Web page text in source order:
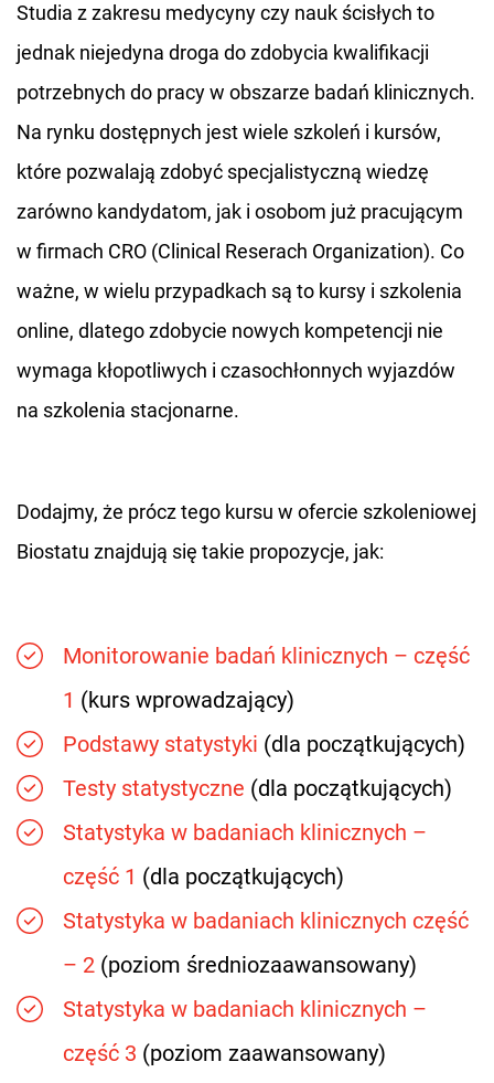
Studia z zakresu medycyny czy nauk ścisłych to
jednak niejedyna droga do zdobycia kwalifikacji
potrzebnych do pracy w obszarze badań klinicznych.
Na rynku dostępnych jest wiele szkoleń i kursów,
które pozwalają zdobyć specjalistyczną wiedzę
zarówno kandydatom, jak i osobom już pracującym
w firmach CRO (Clinical Reserach Organization). Co
ważne, w wielu przypadkach są to kursy i szkolenia
online, dlatego zdobycie nowych kompetencji nie
wymaga kłopotliwych i czasochłonnych wyjazdów
na szkolenia stacjonarne.
Dodajmy, że prócz tego kursu w ofercie szkoleniowej
Biostatu znajdują się takie propozycje, jak:
Monitorowanie badań klinicznych – część
1 (kurs wprowadzający)
Podstawy statystyki (dla początkujących)
Testy statystyczne (dla początkujących)
Statystyka w badaniach klinicznych –
część 1 (dla początkujących)
Statystyka w badaniach klinicznych część
– 2 (poziom średniozaawansowany)
Statystyka w badaniach klinicznych –
część 3 (poziom zaawansowany)